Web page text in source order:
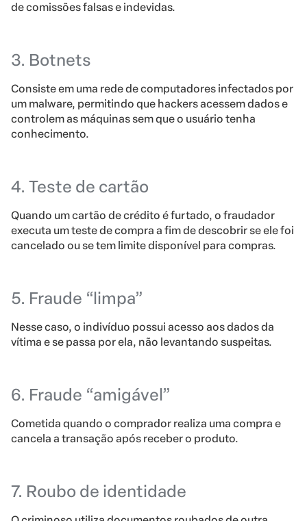
de comissões falsas e indevidas.
3. Botnets
Consiste em uma rede de computadores infectados por
um malware, permitindo que hackers acessem dados e
controlem as máquinas sem que o usuário tenha
conhecimento.
4. Teste de cartão
Quando um cartão de crédito é furtado, o fraudador
executa um teste de compra a fim de descobrir se ele foi
cancelado ou se tem limite disponível para compras.
5. Fraude “limpa”
Nesse caso, o indivíduo possui acesso aos dados da
vítima e se passa por ela, não levantando suspeitas.
6. Fraude “amigável”
Cometida quando o comprador realiza uma compra e
cancela a transação após receber o produto.
7. Roubo de identidade